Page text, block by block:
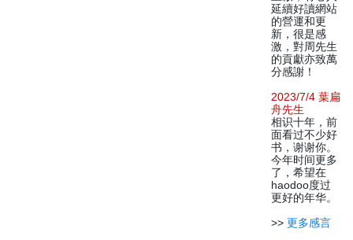
延續好讀網站
的營運和更
新，很是感
激，對周先生
的貢獻亦致萬
分感謝！
2023/7/4 葉扁
舟先生
相识十年，前
面看过不少好
书，谢谢你。
今年时间更多
了，希望在
haodoo度过
更好的年华。
>> 更多感言